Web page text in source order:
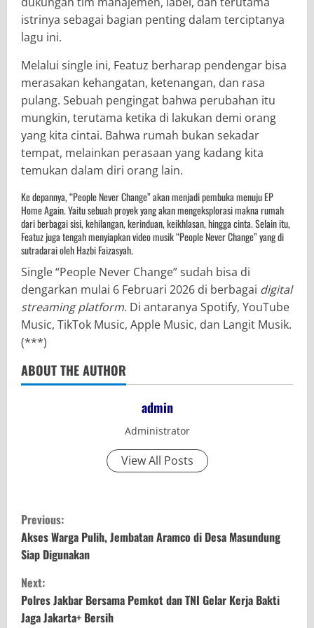
istrinya sebagai bagian penting dalam terciptanya
lagu ini.
Melalui single ini, Featuz berharap pendengar bisa
merasakan kehangatan, ketenangan, dan rasa
pulang. Sebuah pengingat bahwa perubahan itu
mungkin, terutama ketika di lakukan demi orang
yang kita cintai. Bahwa rumah bukan sekadar
tempat, melainkan perasaan yang kadang kita
temukan dalam diri orang lain.
Ke depannya, “People Never Change” akan menjadi pembuka menuju EP
Home Again. Yaitu sebuah proyek yang akan mengeksplorasi makna rumah
dari berbagai sisi, kehilangan, kerinduan, keikhlasan, hingga cinta. Selain itu,
Featuz juga tengah menyiapkan video musik “People Never Change” yang di
sutradarai oleh Hazbi Faizasyah.
Single “People Never Change” sudah bisa di
dengarkan mulai 6 Februari 2026 di berbagai digital
streaming platform. Di antaranya Spotify, YouTube
Music, TikTok Music, Apple Music, dan Langit Musik.
(***)
ABOUT THE AUTHOR
admin
Administrator
View All Posts
C
o
n
t
Previous:
Akses Warga Pulih, Jembatan Aramco di Desa Masundung
Siap Digunakan
Next:
Polres Jakbar Bersama Pemkot dan TNI Gelar Kerja Bakti
Jaga Jakarta+ Bersih